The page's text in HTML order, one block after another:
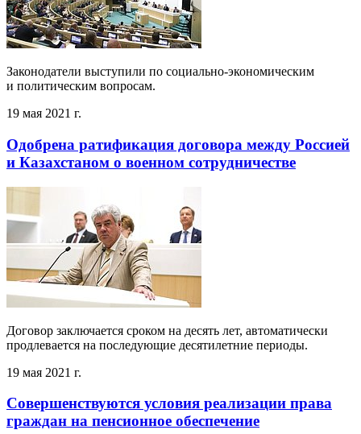
Законодатели выступили по социально-экономическим
и политическим вопросам.
19 мая 2021 г.
Одобрена ратификация договора между Россией
и Казахстаном о военном сотрудничестве
Договор заключается сроком на десять лет, автоматически
продлевается на последующие десятилетние периоды.
19 мая 2021 г.
Совершенствуются условия реализации права
граждан на пенсионное обеспечение